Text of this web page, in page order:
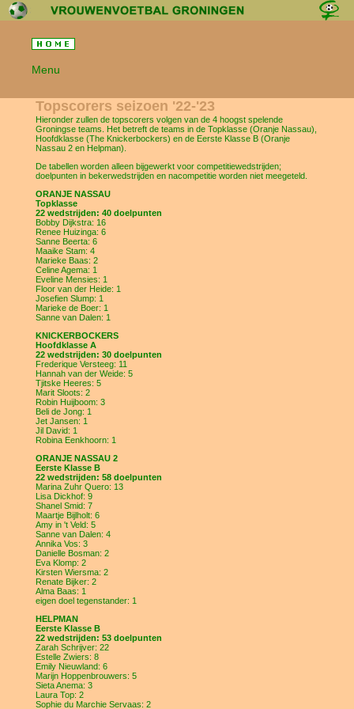
Menu
Topscorers seizoen '22-'23
Hieronder zullen de topscorers volgen van de 4 hoogst spelende
Groningse teams. Het betreft de teams in de Topklasse (Oranje Nassau),
Hoofdklasse (The Knickerbockers) en de Eerste Klasse B (Oranje
Nassau 2 en Helpman).
De tabellen worden alleen bijgewerkt voor competitiewedstrijden;
doelpunten in bekerwedstrijden en nacompetitie worden niet meegeteld.
ORANJE NASSAU
Topklasse
22 wedstrijden: 40 doelpunten
Bobby Dijkstra: 16
Renee Huizinga: 6
Sanne Beerta: 6
Maaike Stam: 4
Marieke Baas: 2
Celine Agema: 1
Eveline Mensies: 1
Floor van der Heide: 1
Josefien Slump: 1
Marieke de Boer: 1
Sanne van Dalen: 1
KNICKERBOCKERS
Hoofdklasse A
22 wedstrijden: 30 doelpunten
Frederique Versteeg: 11
Hannah van der Weide: 5
Tjitske Heeres: 5
Marit Sloots: 2
Robin Huijboom: 3
Beli de Jong: 1
Jet Jansen: 1
Jil David: 1
Robina Eenkhoorn: 1
ORANJE NASSAU 2
Eerste Klasse B
22 wedstrijden: 58 doelpunten
Marina Zuhr Quero: 13
Lisa Dickhof: 9
Shanel Smid: 7
Maartje Bijlholt: 6
Amy in 't Veld: 5
Sanne van Dalen: 4
Annika Vos: 3
Danielle Bosman: 2
Eva Klomp: 2
Kirsten Wiersma: 2
Renate Bijker: 2
Alma Baas: 1
eigen doel tegenstander: 1
HELPMAN
Eerste Klasse B
22 wedstrijden: 53 doelpunten
Zarah Schrijver: 22
Estelle Zwiers: 8
Emily Nieuwland: 6
Marijn Hoppenbrouwers: 5
Sieta Anema: 3
Laura Top: 2
Sophie du Marchie Servaas: 2